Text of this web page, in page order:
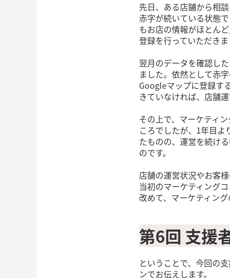
先日、ある店舗から相
赤字が続いている状態
もお店の情報がほとん
登録を行っていただきま
翌月のデータを確認し
ました。依然として赤
Googleマップに登録す
きていなければ、店舗
その上で、マーケティ
ころでしたが、1年目
たものの、運営を続け
のです。
店舗の運営状況やお客
当初のマーケティング
改めて、マーケティン
第6回 支援
ということで、今回の
ンでお伝えします。